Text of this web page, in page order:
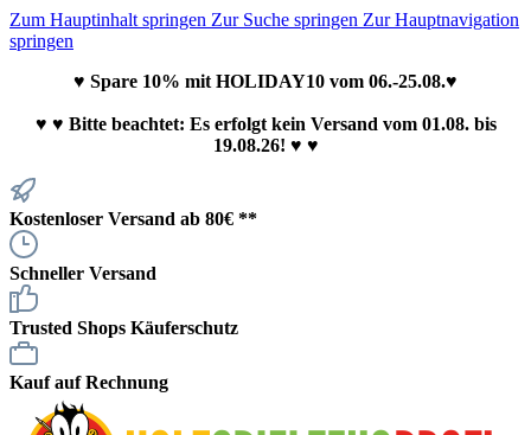
Zum Hauptinhalt springen Zur Suche springen Zur Hauptnavigation
springen
♥ Spare 10% mit HOLIDAY10 vom 06.-25.08.♥
♥ ♥ Bitte beachtet: Es erfolgt kein Versand vom 01.08. bis
19.08.26! ♥ ♥
Kostenloser Versand ab 80€ **
Schneller Versand
Trusted Shops Käuferschutz
Kauf auf Rechnung